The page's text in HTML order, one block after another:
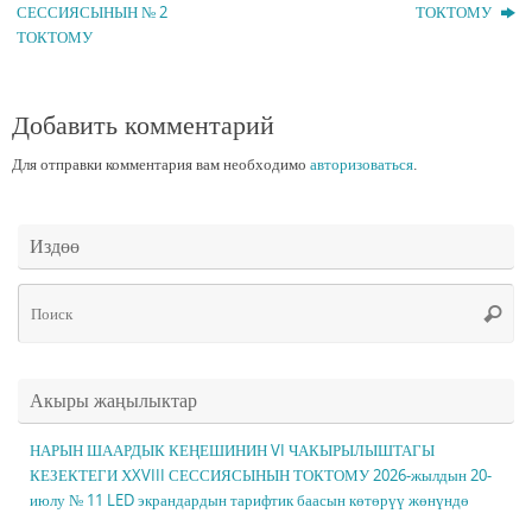
СЕССИЯСЫНЫН № 2
ТОКТОМУ
ТОКТОМУ
Добавить комментарий
Для отправки комментария вам необходимо авторизоваться.
Издөө
Поиск
Акыры жаңылыктар
НАРЫН ШААРДЫК КЕҢЕШИНИН VI ЧАКЫРЫЛЫШТАГЫ
КЕЗЕКТЕГИ ХXVIII СЕССИЯСЫНЫН ТОКТОМУ 2026-жылдын 20-
июлу № 11 LED экрандардын тарифтик баасын көтөрүү жөнүндө